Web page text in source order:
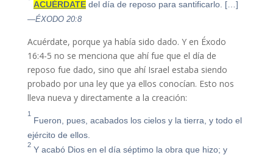
ACUÉRDATEdel día de reposo para santificarlo. […]
—ÉXODO 20:8
Acuérdate, porque ya había sido dado. Y en Éxodo
16:4-5 no se menciona que ahí fue que el día de
reposo fue dado, sino que ahí Israel estaba siendo
probado por una ley que ya ellos conocían. Esto nos
lleva nueva y directamente a la creación:
1
Fueron, pues, acabados los cielos y la tierra, y todo el
ejército de ellos.
2Y acabó Dios en el día séptimo la obra que hizo; y